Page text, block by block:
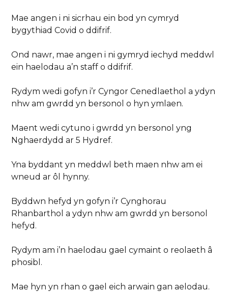
Mae angen i ni sicrhau ein bod yn cymryd
bygythiad Covid o ddifrif.
Ond nawr, mae angen i ni gymryd iechyd meddwl
ein haelodau a’n staff o ddifrif.
Rydym wedi gofyn i’r Cyngor Cenedlaethol a ydyn
nhw am gwrdd yn bersonol o hyn ymlaen.
Maent wedi cytuno i gwrdd yn bersonol yng
Nghaerdydd ar 5 Hydref.
Yna byddant yn meddwl beth maen nhw am ei
wneud ar ôl hynny.
Byddwn hefyd yn gofyn i’r Cynghorau
Rhanbarthol a ydyn nhw am gwrdd yn bersonol
hefyd.
Rydym am i’n haelodau gael cymaint o reolaeth â
phosibl.
Mae hyn yn rhan o gael eich arwain gan aelodau.